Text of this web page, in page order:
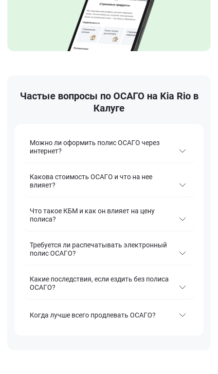
Частые вопросы по ОСАГО на Kia Rio в
Калуге
Можно ли оформить полис ОСАГО через
интернет?
Какова стоимость ОСАГО и что на нее
влияет?
Что такое КБМ и как он влияет на цену
полиса?
Требуется ли распечатывать электронный
полис ОСАГО?
Какие последствия, если ездить без полиса
ОСАГО?
Когда лучше всего продлевать ОСАГО?